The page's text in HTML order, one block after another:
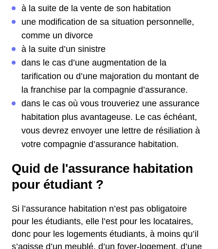
à la suite de la vente de son habitation
une modification de sa situation personnelle,
comme un divorce
à la suite d’un sinistre
dans le cas d’une augmentation de la
tarification ou d’une majoration du montant de
la franchise par la compagnie d’assurance.
dans le cas où vous trouveriez une assurance
habitation plus avantageuse. Le cas échéant,
vous devrez envoyer une lettre de résiliation à
votre compagnie d’assurance habitation.
Quid de l'assurance habitation
pour étudiant ?
Si l’assurance habitation n’est pas obligatoire
pour les étudiants, elle l’est pour les locataires,
donc pour les logements étudiants, à moins qu’il
s’agisse d’un meublé, d’un foyer-logement, d’une